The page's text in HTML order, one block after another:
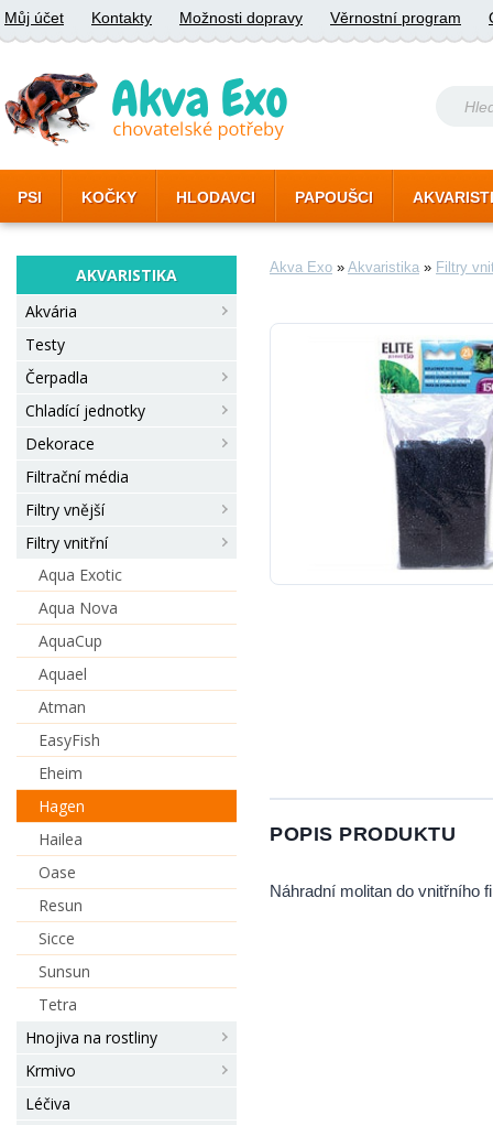
Můj účet Kontakty Možnosti dopravy Věrnostní program
PSI KOČKY HLODAVCI PAPOUŠCI
AKVARISTIKA
Akvária
Testy
Čerpadla
Chladící jednotky
Dekorace
Filtrační média
Filtry vnější
Filtry vnitřní
Aqua Exotic
Aqua Nova
AquaCup
Aquael
Atman
EasyFish
Eheim
Hagen
Hailea
Oase
Resun
Sicce
Sunsun
Tetra
Hnojiva na rostliny
Krmivo
Léčiva
Akva Exo » Akvaristika » Filtry
POPIS PRODUKTU
Náhradní molitan do vnitřního